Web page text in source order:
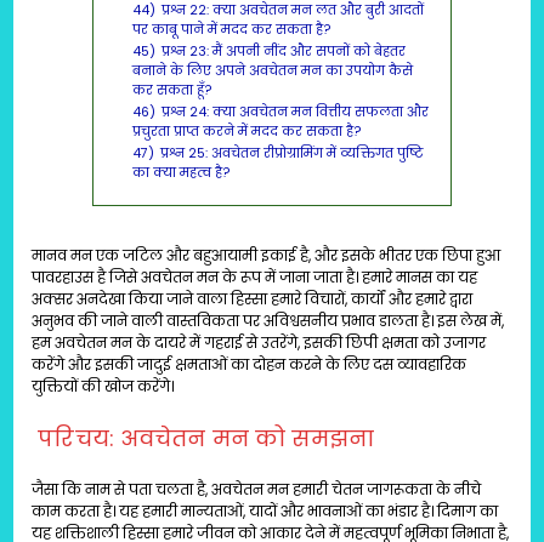
44) प्रश्न 22: क्या अवचेतन मन लत और बुरी आदतों
पर काबू पाने में मदद कर सकता है?
45) प्रश्न 23: मैं अपनी नींद और सपनों को बेहतर
बनाने के लिए अपने अवचेतन मन का उपयोग कैसे
कर सकता हूँ?
46) प्रश्न 24: क्या अवचेतन मन वित्तीय सफलता और
प्रचुरता प्राप्त करने में मदद कर सकता है?
47) प्रश्न 25: अवचेतन रीप्रोग्रामिंग में व्यक्तिगत पुष्टि
का क्या महत्व है?
मानव मन एक जटिल और बहुआयामी इकाई है, और इसके भीतर एक छिपा हुआ
पावरहाउस है जिसे अवचेतन मन के रूप में जाना जाता है। हमारे मानस का यह
अक्सर अनदेखा किया जाने वाला हिस्सा हमारे विचारों, कार्यों और हमारे द्वारा
अनुभव की जाने वाली वास्तविकता पर अविश्वसनीय प्रभाव डालता है। इस लेख में,
हम अवचेतन मन के दायरे में गहराई से उतरेंगे, इसकी छिपी क्षमता को उजागर
करेंगे और इसकी जादुई क्षमताओं का दोहन करने के लिए दस व्यावहारिक
युक्तियों की खोज करेंगे।
परिचय: अवचेतन मन को समझना
जैसा कि नाम से पता चलता है, अवचेतन मन हमारी चेतन जागरूकता के नीचे
काम करता है। यह हमारी मान्यताओं, यादों और भावनाओं का भंडार है। दिमाग का
यह शक्तिशाली हिस्सा हमारे जीवन को आकार देने में महत्वपूर्ण भूमिका निभाता है,